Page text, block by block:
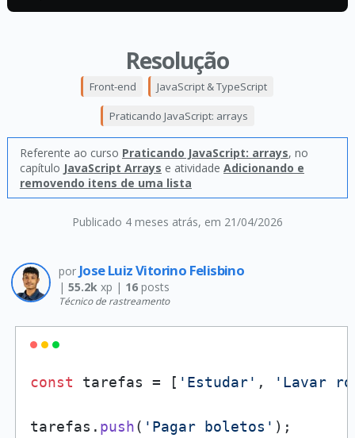
Resolução
Publicado 4 meses atrás, em 21/04/2026
Front-end JavaScript & TypeScript
Praticando JavaScript: arrays
Referente ao curso Praticando JavaScript: arrays, no
capítulo JavaScript Arrays e atividade Adicionando e
removendo itens de uma lista
por Jose Luiz Vitorino Felisbino
| 55.2kxp | 16posts
Técnico de rastreamento
const tarefas = [ 'Estudar' , 'Lavar
tarefas. push( 'Pagar boletos'